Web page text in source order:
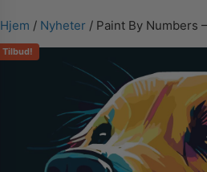
Hjem / Nyheter / Paint By Numbers
Tilbud!